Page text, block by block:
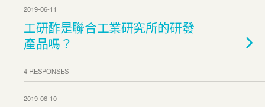
2019-06-11
工研酢是聯合工業研究所的研發
產品嗎？
4 RESPONSES
2019-06-10